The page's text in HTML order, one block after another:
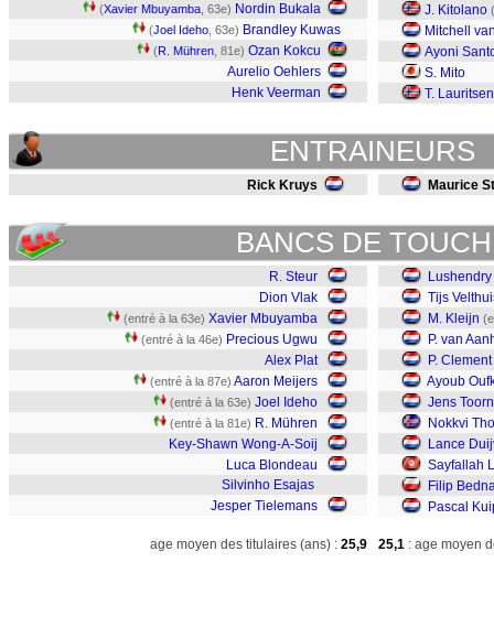
(Xavier Mbuyamba , 63e) Nordin Bukala
(Joel Ideho , 63e) Brandley Kuwas
(R. Mühren , 81e) Ozan Kokcu
Aurelio Oehlers
Henk Veerman
J. Kitolano (
Mitchell
Ayoni
S. Mito
T. Lauritsen
ENTRAINEURS
Rick Kruys Maurice
BANCS DE
R. Steur
Dion Vlak
(entré à la 63e) Xavier Mbuyamba
(entré à la 46e) Precious Ugwu
Alex Plat
(entré à la 87e) Aaron Meijers
(entré à la 63e) Joel Ideho
(entré à la 81e) R. Mühren
Key-Shawn Wong-A-Soij
Luca Blondeau
Silvinho Esajas
Jesper Tielemans
Tijs
M. Kleijn
P. van
P. Clement
Ayoub
Jens
Nokkvi
Lance
Sayfallah
Filip
Pascal
age moyen des titulaires (ans) : 25,9 25,1 : age moyen